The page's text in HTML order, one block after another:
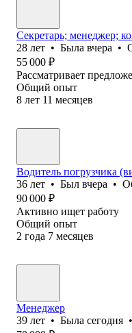
Секретарь; менеджер;
28 лет • Была вчера •
55 000 ₽
Рассматривает
Общий опыт
8 лет 11 месяцев
Водитель погрузчика
36 лет • Был вчера •
90 000 ₽
Активно ищет работу
Общий опыт
2 года 7 месяцев
Менеджер
39 лет • Была сегодня •